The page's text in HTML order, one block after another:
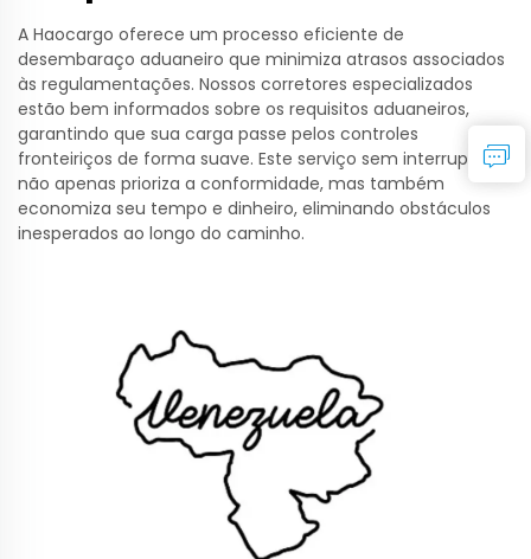
A Haocargo oferece um processo eficiente de
desembaraço aduaneiro que minimiza atrasos associados
às regulamentações. Nossos corretores especializados
estão bem informados sobre os requisitos aduaneiros,
garantindo que sua carga passe pelos controles
fronteiriços de forma suave. Este serviço sem interrupções
não apenas prioriza a conformidade, mas também
economiza seu tempo e dinheiro, eliminando obstáculos
inesperados ao longo do caminho.